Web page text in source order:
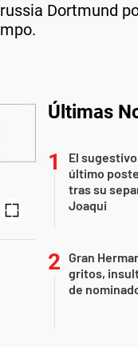
Dortmund
Últimas
El
último
tras su
Joaqui
Gran
gritos,
de